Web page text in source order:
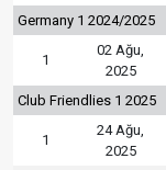
Germany 1 2024/2025
1
02 Ağu,
2025
Club Friendlies 1 2025
1
24 Ağu,
2025